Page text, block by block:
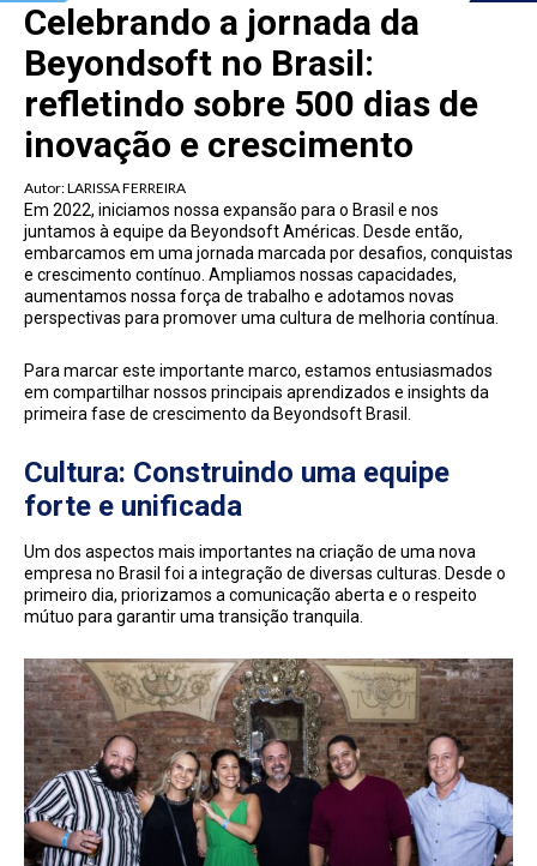
Celebrando a jornada da
Beyondsoft no Brasil:
refletindo sobre 500 dias de
inovação e crescimento
Autor:LARISSA FERREIRA
Em 2022, iniciamos nossa expansão para o Brasil e nos
juntamos à equipe da Beyondsoft Américas. Desde então,
embarcamos em uma jornada marcada por desafios, conquistas
e crescimento contínuo. Ampliamos nossas capacidades,
aumentamos nossa força de trabalho e adotamos novas
perspectivas para promover uma cultura de melhoria contínua.
Para marcar este importante marco, estamos entusiasmados
em compartilhar nossos principais aprendizados e insights da
primeira fase de crescimento da Beyondsoft Brasil.
Cultura: Construindo uma equipe
forte e unificada
Um dos aspectos mais importantes na criação de uma nova
empresa no Brasil foi a integração de diversas culturas. Desde o
primeiro dia, priorizamos a comunicação aberta e o respeito
mútuo para garantir uma transição tranquila.